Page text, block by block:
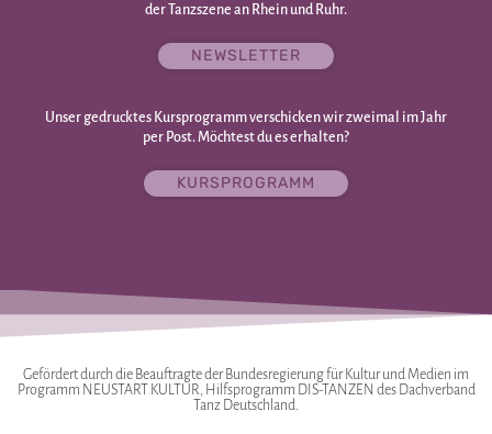
der Tanzszene an Rhein und Ruhr.
NEWSLETTER
Unser gedrucktes Kursprogramm verschicken wir zweimal im Jahr
per Post. Möchtest du es erhalten?
KURSPROGRAMM
Gefördert durch die Beauftragte der Bundesregierung für Kultur und Medien im
Programm NEUSTART KULTUR, Hilfsprogramm DIS-TANZEN des Dachverband
Tanz Deutschland.